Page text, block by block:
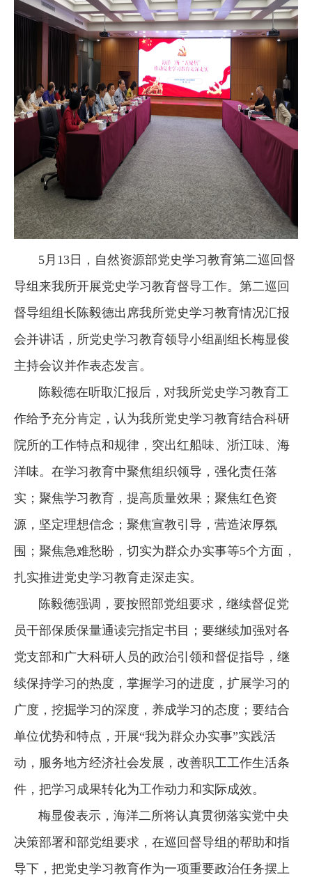
5月13日，自然资源部党史学习教育第二巡回督
导组来我所开展党史学习教育督导工作。第二巡回
督导组组长陈毅德出席我所党史学习教育情况汇报
会并讲话，所党史学习教育领导小组副组长梅显俊
主持会议并作表态发言。
陈毅德在听取汇报后，对我所党史学习教育工
作给予充分肯定，认为我所党史学习教育结合科研
院所的工作特点和规律，突出红船味、浙江味、海
洋味。在学习教育中聚焦组织领导，强化责任落
实；聚焦学习教育，提高质量效果；聚焦红色资
源，坚定理想信念；聚焦宣教引导，营造浓厚氛
围；聚焦急难愁盼，切实为群众办实事等5个方面，
扎实推进党史学习教育走深走实。
陈毅德强调，要按照部党组要求，继续督促党
员干部保质保量通读完指定书目；要继续加强对各
党支部和广大科研人员的政治引领和督促指导，继
续保持学习的热度，掌握学习的进度，扩展学习的
广度，挖掘学习的深度，养成学习的态度；要结合
单位优势和特点，开展“我为群众办实事”实践活
动，服务地方经济社会发展，改善职工工作生活条
件，把学习成果转化为工作动力和实际成效。
梅显俊表示，海洋二所将认真贯彻落实党中央
决策部署和部党组要求，在巡回督导组的帮助和指
导下，把党史学习教育作为一项重要政治任务摆上